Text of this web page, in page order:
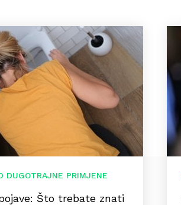
DUGOTRAJNE PRIMJENE
Što trebate znati